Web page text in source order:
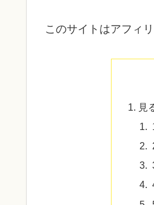
このサイトはアフィ
見